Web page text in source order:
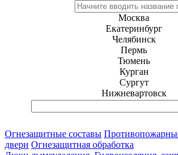
Москва
Екатеринбург
Челябинск
Пермь
Тюмень
Курган
Сургут
Нижневартовск
Огнезащитные составы
двери Огнезащитная обработка